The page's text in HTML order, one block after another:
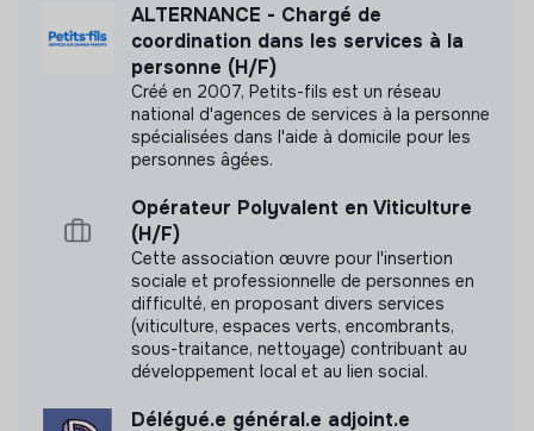
Labels et certifications
Référencé par Shift Your Job.
Adhérent du Mouvement Impact
Documents
Document présentant les objectifs sociaux et
ALTERNANCE - Chargé de
coordination dans les services à la
personne (H/F)
Créé en 2007, Petits-fils est un réseau
national d'agences de services à la personne
spécialisées dans l'aide à domicile pour les
personnes âgées.
Opérateur Polyvalent en Viticulture
(H/F)
Cette association œuvre pour l'insertion
sociale et professionnelle de personnes en
difficulté, en proposant divers services
(viticulture, espaces verts, encombrants,
sous-traitance, nettoyage) contribuant au
développement local et au lien social.
Délégué.e général.e adjoint.e